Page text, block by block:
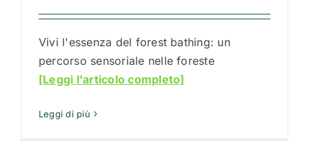
Vivi l'essenza del forest bathing: un
percorso sensoriale nelle foreste
[Leggi l'articolo completo]
Leggi di più